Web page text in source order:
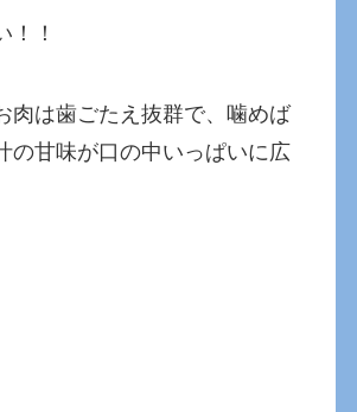
！！
肉は歯ごたえ抜群で、噛めば
の甘味が口の中いっぱいに広